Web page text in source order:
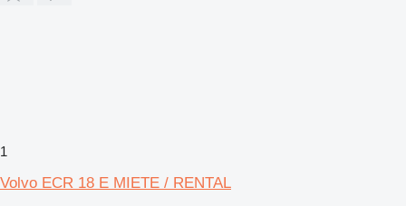
1
Volvo ECR 18 E MIETE / RENTAL